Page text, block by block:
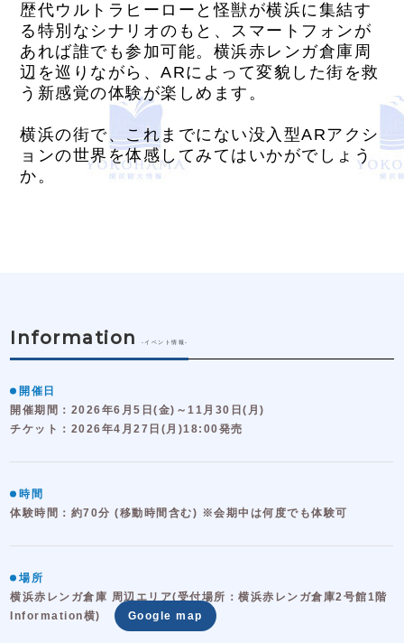
歴代ウルトラヒーローと怪獣が横浜に集結す
る特別なシナリオのもと、スマートフォンが
あれば誰でも参加可能。横浜赤レンガ倉庫周
辺を巡りながら、ARによって変貌した街を救
う新感覚の体験が楽しめます。
横浜の街で、これまでにない没入型ARアクシ
ョンの世界を体感してみてはいかがでしょう
か。
Information -イベント情報-
開催日
開催期間：2026年6月5日(金)～11月30日(月)
チケット：2026年4月27日(月)18:00発売
時間
体験時間：約70分 (移動時間含む) ※会期中は何度でも体験可
場所
横浜赤レンガ倉庫 周辺エリア(受付場所：横浜赤レンガ倉庫2号館1階
Information横)
Google map